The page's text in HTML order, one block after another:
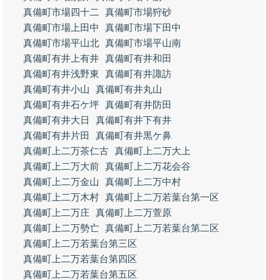
真備町市場四十二
真備町市場狩砂
真備町市場上田中
真備町市場下田中
真備町市場平山北 真備町市場平山南
真備町有井上有井 真備町有井和田
真備町有井浅野東
真備町有井諏訪
真備町有井小山
真備町有井丸山
真備町有井石ケ坪 真備町有井防田
真備町有井大日
真備町有井下有井
真備町有井片田
真備町有井黒ケ鼻
真備町上二万茶仁古 真備町上二万大上
真備町上二万大前 真備町上二万花会谷
真備町上二万金山
真備町上二万中村
真備町上二万木村 真備町上二万若葉台第一区
真備町上二万庄
真備町上二万萱原
真備町上二万勢亡 真備町上二万若葉台第二区
真備町上二万若葉台第三区
真備町上二万若葉台第四区
真備町上二万若葉台第五区